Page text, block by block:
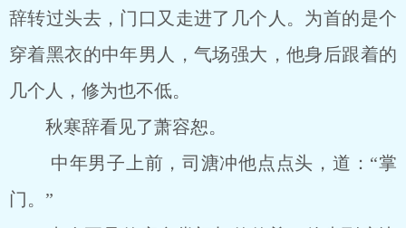
辞转过头去，门口又走进了几个人。为首的是个
穿着黑衣的中年男人，气场强大，他身后跟着的
几个人，修为也不低。
秋寒辞看见了萧容恕。
中年男子上前，司溏冲他点点头，道：“掌
门。”